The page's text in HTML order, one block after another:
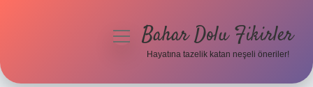
menüyüBahar Dolu Fikirler
Hayatına tazelik katan neşeli öneriler!